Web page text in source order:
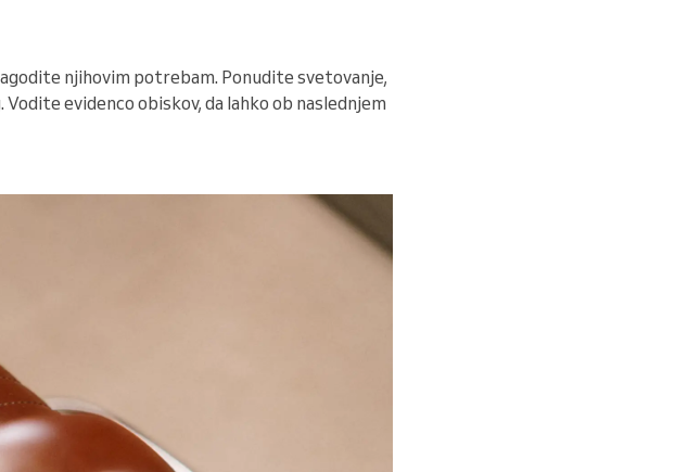
njihovim potrebam. Ponudite svetovanje,
evidenco obiskov, da lahko ob naslednjem